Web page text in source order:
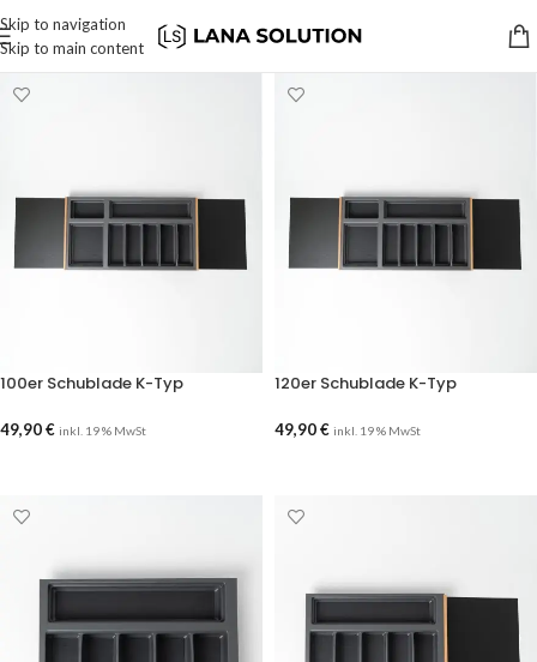
Skip to navigation
Skip to main content
100er Schublade K-Typ
49,90€ inkl. 19 % MwSt
120er Schublade K-Typ
49,90€ inkl. 19 % MwSt